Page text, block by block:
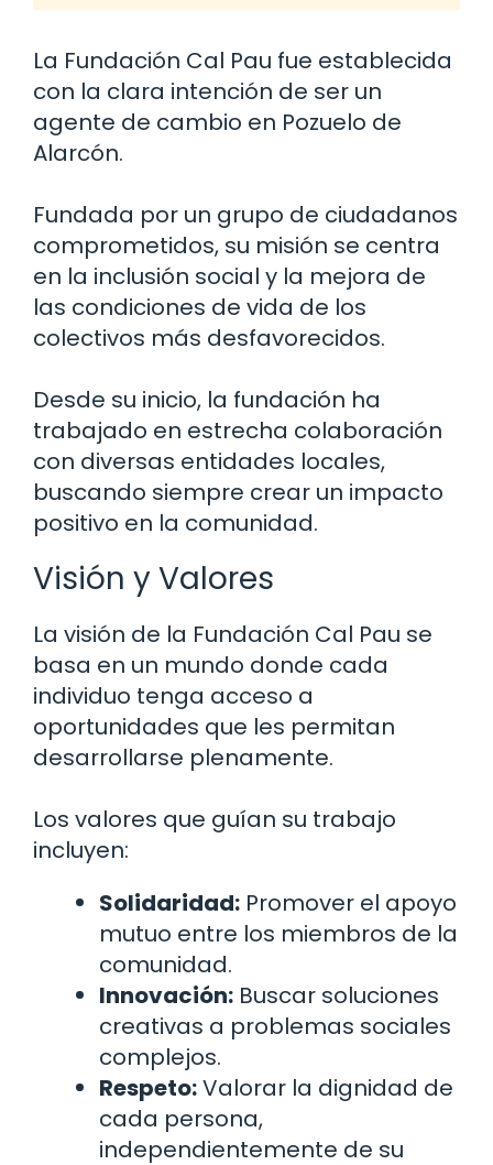
La Fundación Cal Pau fue establecida
con la clara intención de ser un
agente de cambio en Pozuelo de
Alarcón.
Fundada por un grupo de ciudadanos
comprometidos, su misión se centra
en la inclusión social y la mejora de
las condiciones de vida de los
colectivos más desfavorecidos.
Desde su inicio, la fundación ha
trabajado en estrecha colaboración
con diversas entidades locales,
buscando siempre crear un impacto
positivo en la comunidad.
Visión y Valores
La visión de la Fundación Cal Pau se
basa en un mundo donde cada
individuo tenga acceso a
oportunidades que les permitan
desarrollarse plenamente.
Los valores que guían su trabajo
incluyen:
Solidaridad: Promover el apoyo
mutuo entre los miembros de la
comunidad.
Innovación: Buscar soluciones
creativas a problemas sociales
complejos.
Respeto:Valorar la dignidad de
cada persona,
independientemente de su